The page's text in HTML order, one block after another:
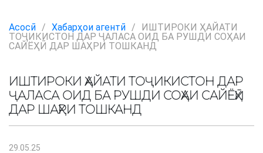
Асосӣ / Хабарҳои агентӣ /
ИШТИРОКИ ҲАЙАТИ
ТОҶИКИСТОН ДАР ҶАЛАСА ОИД БА РУШДИ СОҲАИ
САЙЁҲӢ ДАР ШАҲРИ ТОШКАНД
ИШТИРОКИ ҲАЙАТИ ТОҶИКИСТОН ДАР
ҶАЛАСА ОИД БА РУШДИ СОҲАИ САЙЁҲӢ
ДАР ШАҲРИ ТОШКАНД
29.05.25